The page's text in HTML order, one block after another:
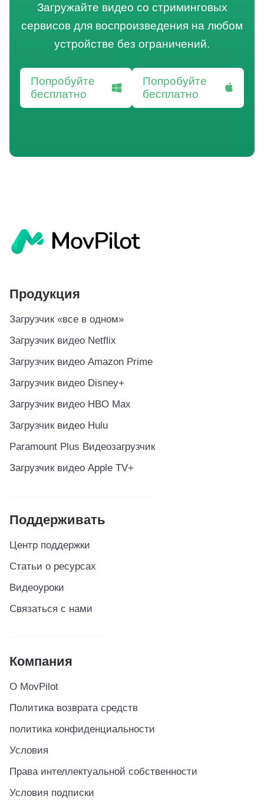
Загружайте видео со стриминговых
сервисов для воспроизведения на любом
устройстве без ограничений.
Попробуйте
бесплатно
Попробуйте
бесплатно
Продукция
Загрузчик «все в одном»
Загрузчик видео Netflix
Загрузчик видео Amazon Prime
Загрузчик видео Disney+
Загрузчик видео HBO Max
Загрузчик видео Hulu
Paramount Plus Видеозагрузчик
Загрузчик видео Apple TV+
Поддерживать
Центр поддержки
Статьи о ресурсах
Видеоуроки
Связаться с нами
Компания
О MovPilot
Политика возврата средств
политика конфиденциальности
Условия
Права интеллектуальной собственности
Условия подписки